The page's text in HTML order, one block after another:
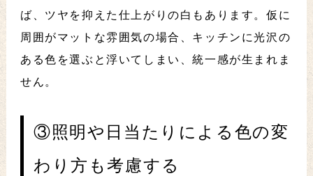
ば、ツヤを抑えた仕上がりの白もあります。仮に
周囲がマットな雰囲気の場合、キッチンに光沢の
ある色を選ぶと浮いてしまい、統一感が生まれま
せん。
③照明や日当たりによる色の変
わり方も考慮する